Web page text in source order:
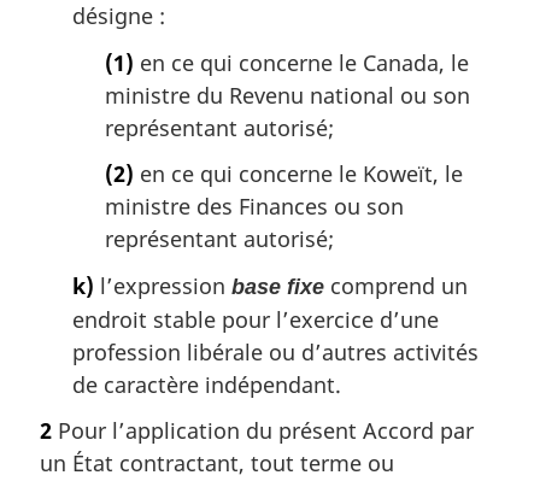
désigne :
(1) en ce qui concerne le Canada, le
ministre du Revenu national ou son
représentant autorisé;
(2) en ce qui concerne le Koweït, le
ministre des Finances ou son
représentant autorisé;
k) l’expression base fixe comprend un
endroit stable pour l’exercice d’une
profession libérale ou d’autres activités
de caractère indépendant.
2 Pour l’application du présent Accord par
un État contractant, tout terme ou